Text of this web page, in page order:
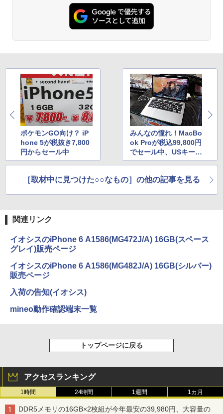
ポケモンGO向け？ iP
hone 5が税抜き7,800
円からセール中
みんなの憧れ！MacBo
ok Proが税込99,800円
でセール中、USキーボ
ード採用
［取材中に見つけた○○なもの］の他の記事を見る
関連リンク
イオシスのiPhone 6 A1586(MG472J/A) 16GB(スペース
グレイ)販売ページ
イオシスのiPhone 6 A1586(MG482J/A) 16GB(シルバー)
販売ページ
入荷の告知(イオシス)
mineo動作確認端末一覧
トップページに戻る
アクセスランキング
1時間 24時間 1週間 1カ月
DDR5メモリの16GB×2枚組が今年最安の39,980円、大容量の